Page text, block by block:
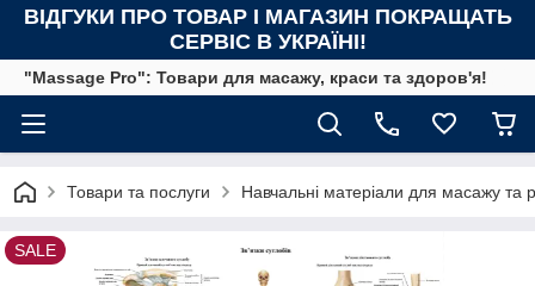
ВІДГУКИ ПРО ТОВАР І МАГАЗИН ПОКРАЩАТЬ
СЕРВІС В УКРАЇНІ!
"Massage Pro": Товари для масажу, краси та здоров'я!
Товари та послуги Навчальні матеріали для масажу та
SALE